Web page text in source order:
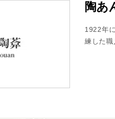
陶あ
1922年
練した職